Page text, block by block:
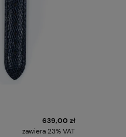
639,00 zł
zawiera 23% VAT